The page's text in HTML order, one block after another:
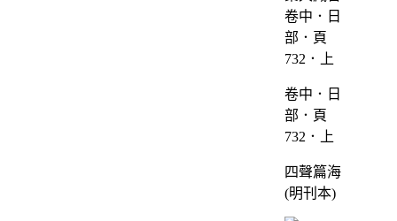
卷中．日
部．頁
732．上
四聲篇海
(明刊本)